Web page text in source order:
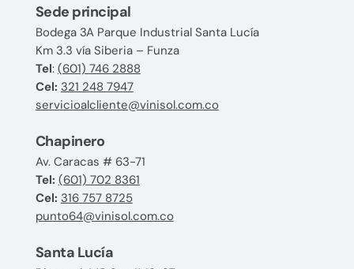
Sede principal
Bodega 3A Parque Industrial Santa Lucía
Km 3.3 vía Siberia – Funza
Tel: (601) 746 2888
Cel: 321 248 7947
servicioalcliente@vinisol.com.co
Chapinero
Av. Caracas # 63-71
Tel: (601) 702 8361
Cel: 316 757 8725
punto64@vinisol.com.co
Santa Lucía